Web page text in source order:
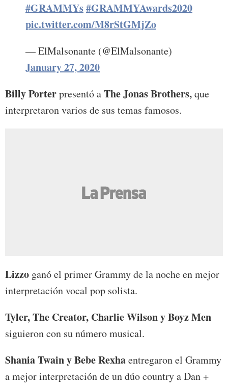
#GRAMMYs#GRAMMYAwards2020
pic.twitter.com/M8rStGMjZo
— ElMalsonante (@ElMalsonante)
January 27, 2020
Billy Porterpresentó aThe Jonas Brothers,que
interpretaron varios de sus temas famosos.
Lizzo ganó el primer Grammy de la noche en mejor
interpretación vocal pop solista.
Tyler, The Creator, Charlie Wilson y Boyz Men
siguieron con su número musical.
Shania Twain y Bebe Rexhaentregaron el Grammy
a mejor interpretación de un dúo country a Dan +